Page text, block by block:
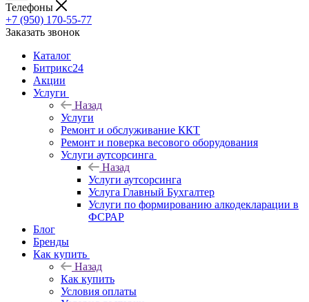
Телефоны
+7 (950) 170-55-77
Заказать звонок
Каталог
Битрикс24
Акции
Услуги
Назад
Услуги
Ремонт и обслуживание ККТ
Ремонт и поверка весового оборудования
Услуги аутсорсинга
Назад
Услуги аутсорсинга
Услуга Главный Бухгалтер
Услуги по формированию алкодекларации в
ФСРАР
Блог
Бренды
Как купить
Назад
Как купить
Условия оплаты